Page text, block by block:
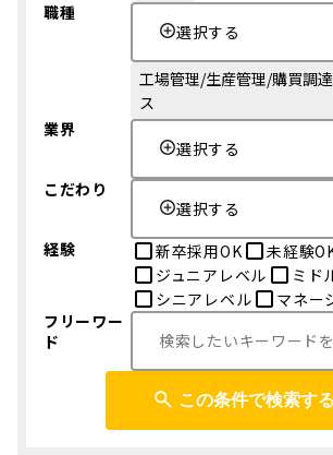
職種
選択する
工場管理/生産管理/購買調
ス
業界
選択する
こだわり
選択する
経験
新卒採用OK
未経験
ジュニアレベル
ミド
シニアレベル
マネー
フリーワー
ド
この条件で検索する